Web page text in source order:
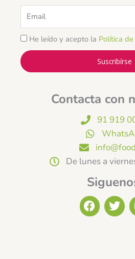
He leído y acepto la Política
Suscribírse
Contacta con
91 919
De lunes a
F
a
T
w